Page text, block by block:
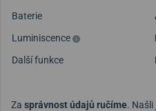
Baterie
Luminiscence
Další funkce
Za správnost údajů ručíme. Našli